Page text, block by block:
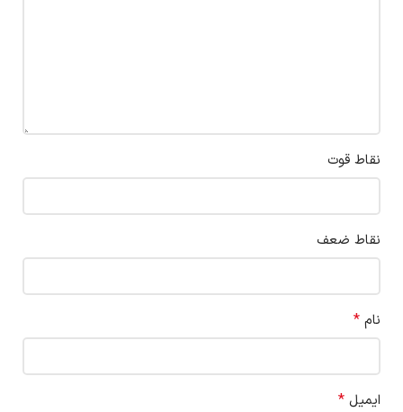
نقاط قوت
نقاط ضعف
نام *
ایمیل *